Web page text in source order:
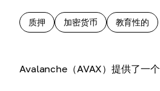
质押 加密货币 教育性的
Avalanche（AVAX）提供了一